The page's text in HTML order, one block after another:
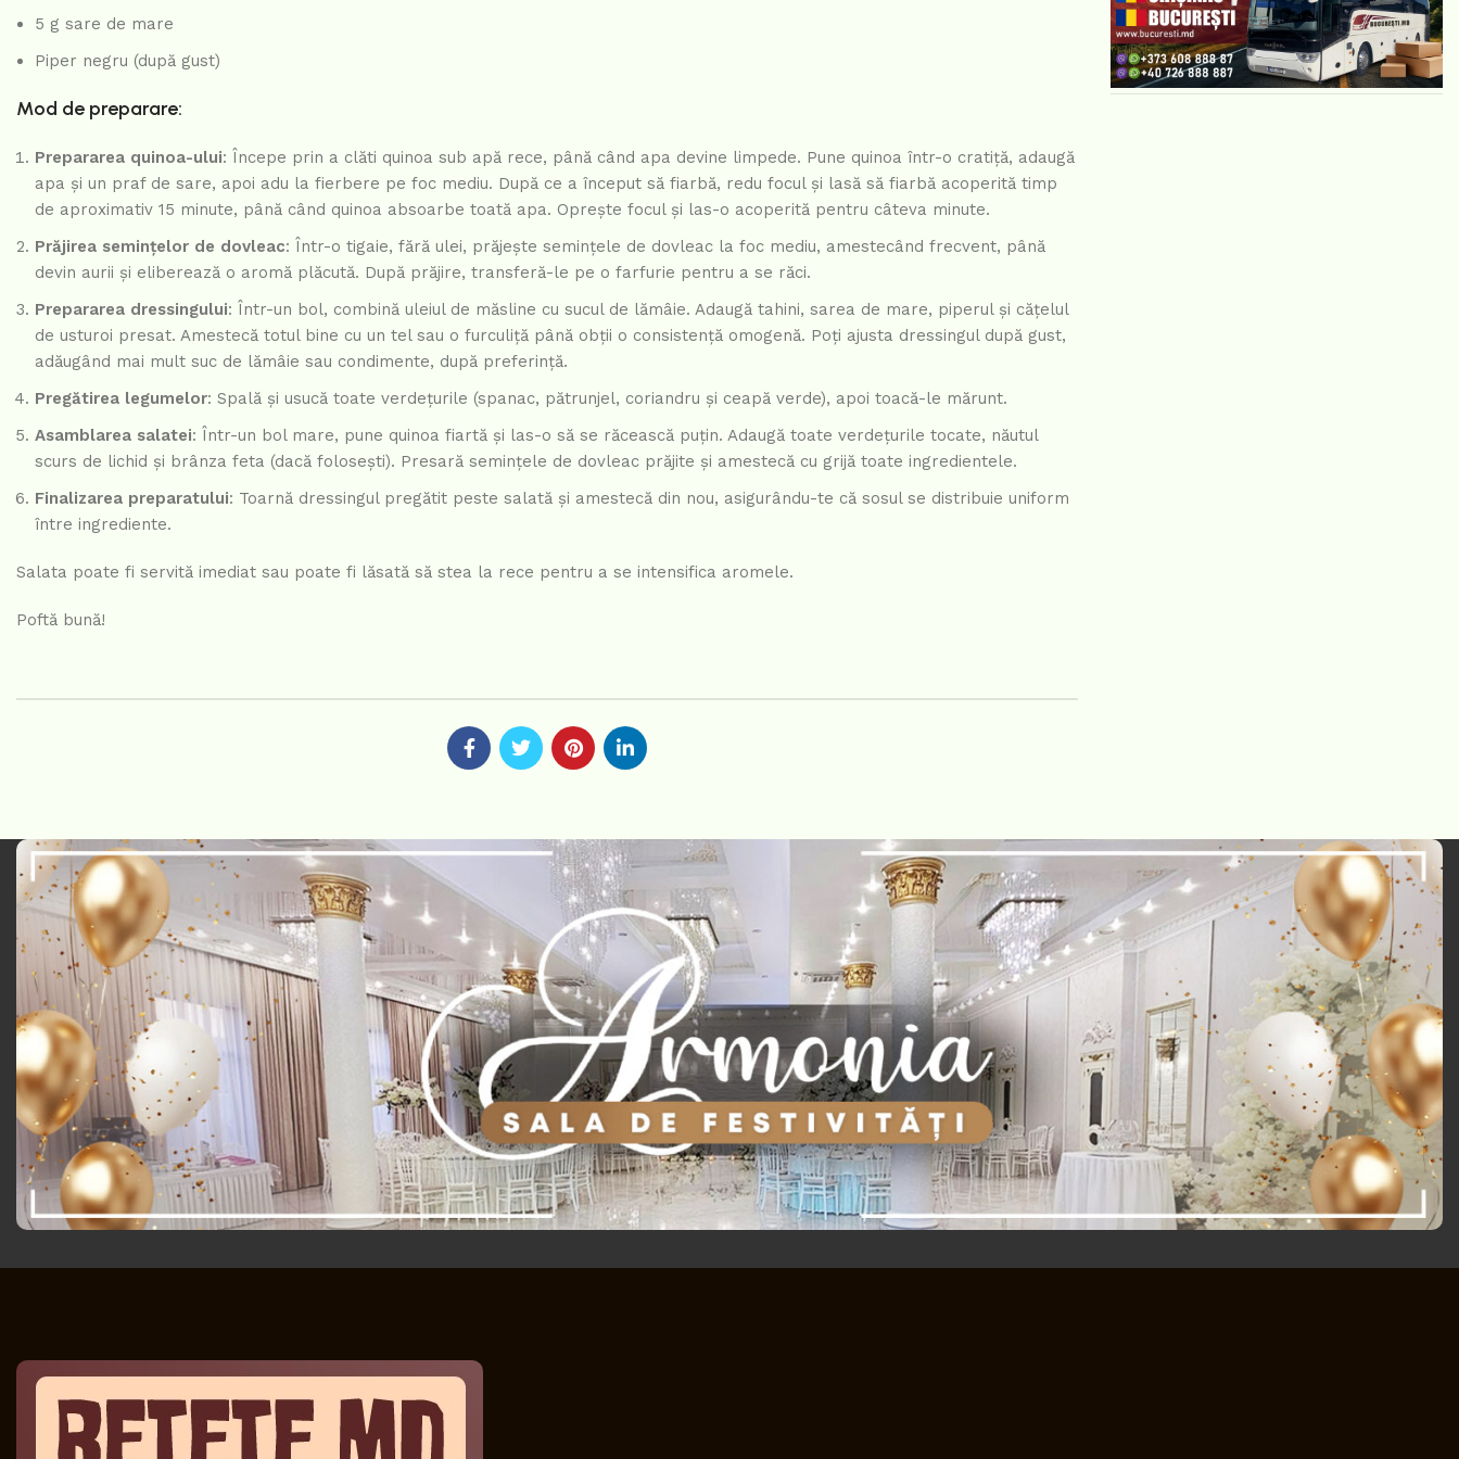
5 g sare de mare
Piper negru (după gust)
Mod de preparare:
Prepararea quinoa-ului: Începe prin a clăti quinoa sub apă rece, până când apa devine limpede. Pune quinoa într-o cratiță, adaugă
apa și un praf de sare, apoi adu la fierbere pe foc mediu. După ce a început să fiarbă, redu focul și lasă să fiarbă acoperită timp
de aproximativ 15 minute, până când quinoa absoarbe toată apa. Oprește focul și las-o acoperită pentru câteva minute.
Prăjirea semințelor de dovleac: Într-o tigaie, fără ulei, prăjește semințele de dovleac la foc mediu, amestecând frecvent, până
devin aurii și eliberează o aromă plăcută. După prăjire, transferă-le pe o farfurie pentru a se răci.
Prepararea dressingului: Într-un bol, combină uleiul de măsline cu sucul de lămâie. Adaugă tahini, sarea de mare, piperul și cățelul
de usturoi presat. Amestecă totul bine cu un tel sau o furculiță până obții o consistență omogenă. Poți ajusta dressingul după gust,
adăugând mai mult suc de lămâie sau condimente, după preferință.
Pregătirea legumelor: Spală și usucă toate verdețurile (spanac, pătrunjel, coriandru și ceapă verde), apoi toacă-le mărunt.
Asamblarea salatei: Într-un bol mare, pune quinoa fiartă și las-o să se răcească puțin. Adaugă toate verdețurile tocate, năutul
scurs de lichid și brânza feta (dacă folosești). Presară semințele de dovleac prăjite și amestecă cu grijă toate ingredientele.
Finalizarea preparatului: Toarnă dressingul pregătit peste salată și amestecă din nou, asigurându-te că sosul se distribuie uniform
între ingrediente.
Salata poate fi servită imediat sau poate fi lăsată să stea la rece pentru a se intensifica aromele.
Poftă bună!